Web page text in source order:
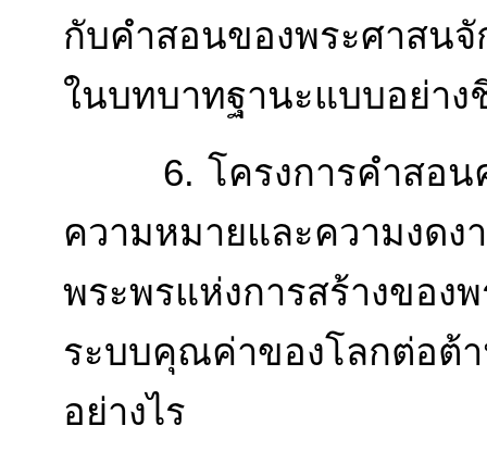
กับคำสอนของพระศาสน
ในบทบาทฐานะแบบอย่า
6. โครงการคำสอนค
ความหมายและความง
พระพรแห่งการสร้างของ
ระบบคุณค่าของโลกต่อต้
อย่างไร